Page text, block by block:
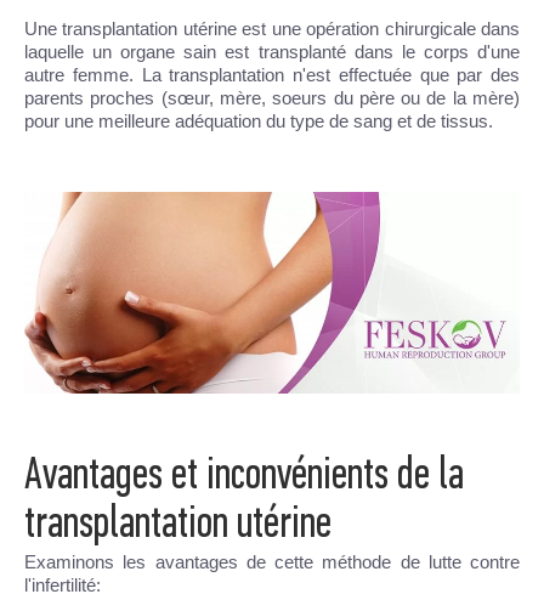
Une transplantation utérine est une opération chirurgicale dans
laquelle un organe sain est transplanté dans le corps d'une
autre femme. La transplantation n'est effectuée que par des
parents proches (sœur, mère, soeurs du père ou de la mère)
pour une meilleure adéquation du type de sang et de tissus.
Avantages et inconvénients de la
transplantation utérine
Examinons les avantages de cette méthode de lutte contre
l'infertilité: